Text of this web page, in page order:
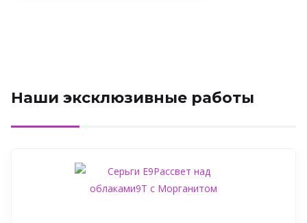
Наши эксклюзивные работы